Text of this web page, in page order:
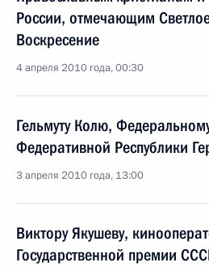
России, отмечающим
Воскресение
4 апреля 2010 года, 00:30
Гельмуту Колю,
Федеративной Республики
3 апреля 2010 года, 13:00
Виктору Якушеву,
Государственной премии